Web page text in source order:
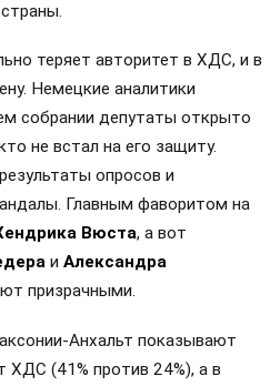
теряет авторитет в ХДС, и в
Немецкие аналитики
собрании депутаты открыто
не встал на его защиту.
опросов и
Главным фаворитом на
Вюста, а вот
и Александра
призрачными.
Анхальт показывают
(41% против 24%), а в